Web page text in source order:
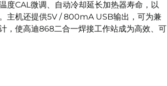
度CAL微调、自动冷却延长加热器寿命，以
主机还提供5V / 800mA USB输出，可为兼
，使高迪868二合一焊接工作站成为高效、可